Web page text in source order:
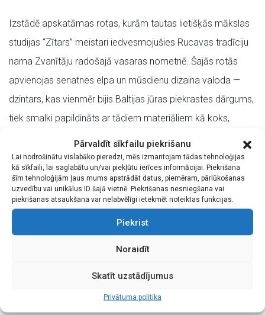
Pārvaldīt sīkfailu piekrišanu
Lai nodrošinātu vislabāko pieredzi, mēs izmantojam tādas tehnoloģijas
kā sīkfaili, lai saglabātu un/vai piekļūtu ierīces informācijai. Piekrišana
šīm tehnoloģijām ļaus mums apstrādāt datus, piemēram, pārlūkošanas
uzvedību vai unikālus ID šajā vietnē. Piekrišanas nesniegšana vai
piekrišanas atsaukšana var nelabvēlīgi ietekmēt noteiktas funkcijas.
Piekrist
Noraidīt
Skatīt uzstādījumus
Privātuma politika
Izstādē apskatāmas rotas, kurām tautas lietišķās mākslas
studijas “Zītars” meistari iedvesmojušies Rucavas tradīciju
nama Zvanītāju radošajā vasaras nometnē. Šajās rotās
apvienojas senatnes elpa un mūsdienu dizaina valoda —
dzintars, kas vienmēr bijis Baltijas jūras piekrastes dārgums,
tiek smalki papildināts ar tādiem materiāliem kā koks,
TLMS “Zītars” dalībnieki rūpīgi izpētot bagāto
Dienvidkurzemes arheoloģisko un etnogrāfisko mantojumu,
rada laikmetīgas un mākslinieciski augstvērtīgas rotas,
savienojot senatnīgo ar moderno.
Studijas vadmotīvs: “Celsim godā Baltijas jūras dzintaru —